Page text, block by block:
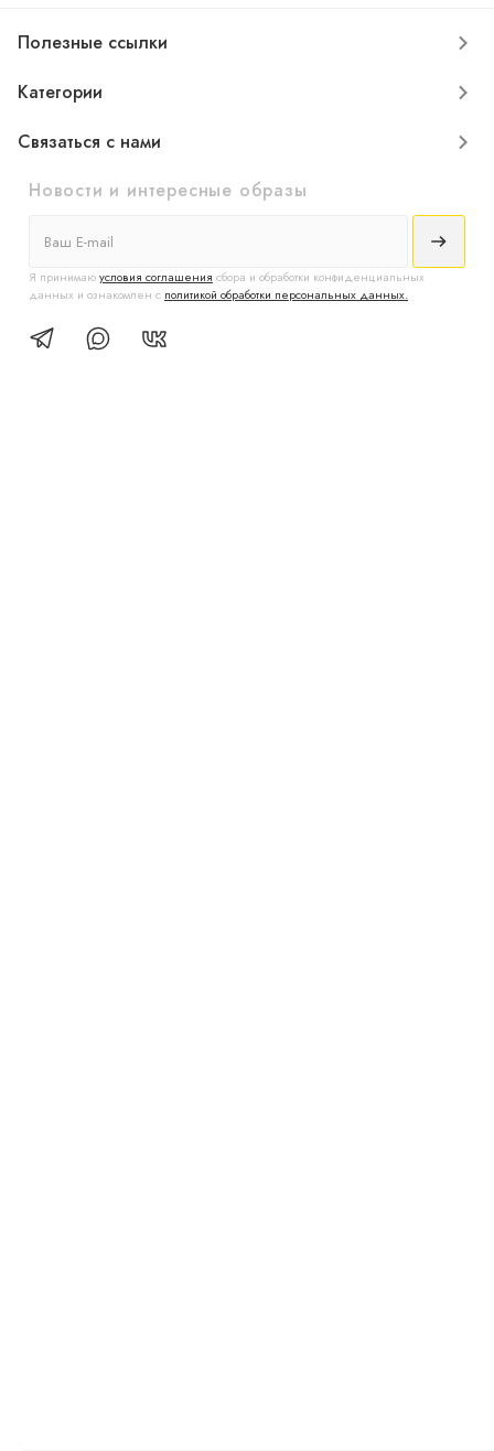
Полезные ссылки
Категории
Связаться с нами
Новости и интересные образы
Я принимаюусловия соглашения сбора и обработки конфиденциальных
данных и ознакомлен с политикой обработки персональных данных.